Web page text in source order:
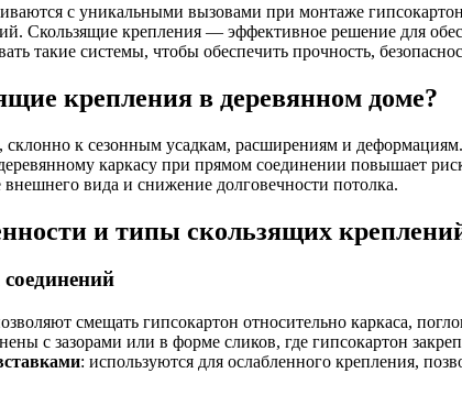
с уникальными вызовами при монтаже
Скользящие крепления — эффективное решение для
такие системы, чтобы обеспечить прочность,
крепления в деревянном доме?
склонно к сезонным усадкам, расширениям и
каркасу при прямом соединении повышает
вида и снижение долговечности потолка.
и типы скользящих
смещать гипсокартон относительно каркаса,
с зазорами или в форме сликов, где гипсокартон
: используются для ослабленного крепления,